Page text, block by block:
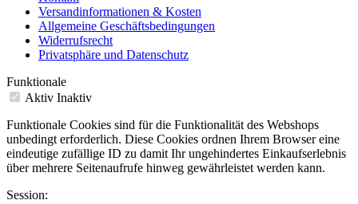
Versandinformationen & Kosten
Allgemeine Geschäftsbedingungen
Widerrufsrecht
Privatsphäre und Datenschutz
Funktionale
Aktiv Inaktiv
Funktionale Cookies sind für die Funktionalität des Webshops
unbedingt erforderlich. Diese Cookies ordnen Ihrem Browser eine
eindeutige zufällige ID zu damit Ihr ungehindertes Einkaufserlebnis
über mehrere Seitenaufrufe hinweg gewährleistet werden kann.
Session: